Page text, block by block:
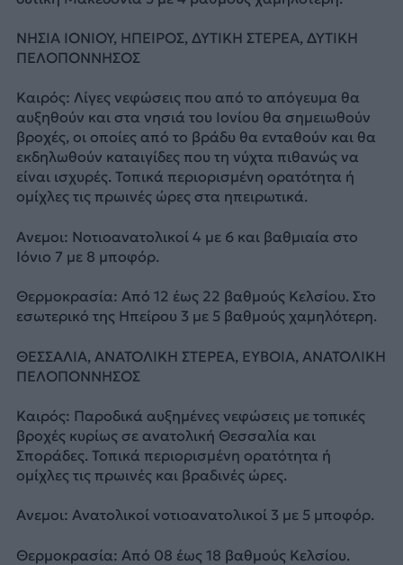
ΝΗΣΙΑ ΙΟΝΙΟΥ, ΗΠΕΙΡΟΣ, ΔΥΤΙΚΗ ΣΤΕΡΕΑ, ΔΥΤΙΚΗ
ΠΕΛΟΠΟΝΝΗΣΟΣ
Καιρός: Λίγες νεφώσεις που από το απόγευμα θα
αυξηθούν και στα νησιά του Ιονίου θα σημειωθούν
βροχές, οι οποίες από το βράδυ θα ενταθούν και θα
εκδηλωθούν καταιγίδες που τη νύχτα πιθανώς να
είναι ισχυρές. Τοπικά περιορισμένη ορατότητα ή
ομίχλες τις πρωινές ώρες στα ηπειρωτικά.
Ανεμοι: Νοτιοανατολικοί 4 με 6 και βαθμιαία στο
Ιόνιο 7 με 8 μποφόρ.
Θερμοκρασία: Από 12 έως 22 βαθμούς Κελσίου. Στο
εσωτερικό της Ηπείρου 3 με 5 βαθμούς χαμηλότερη.
ΘΕΣΣΑΛΙΑ, ΑΝΑΤΟΛΙΚΗ ΣΤΕΡΕΑ, ΕΥΒΟΙΑ, ΑΝΑΤΟΛΙΚΗ
ΠΕΛΟΠΟΝΝΗΣΟΣ
Καιρός: Παροδικά αυξημένες νεφώσεις με τοπικές
βροχές κυρίως σε ανατολική Θεσσαλία και
Σποράδες. Τοπικά περιορισμένη ορατότητα ή
ομίχλες τις πρωινές και βραδινές ώρες.
Ανεμοι: Ανατολικοί νοτιοανατολικοί 3 με 5 μποφόρ.
Θερμοκρασία: Από 08 έως 18 βαθμούς Κελσίου.